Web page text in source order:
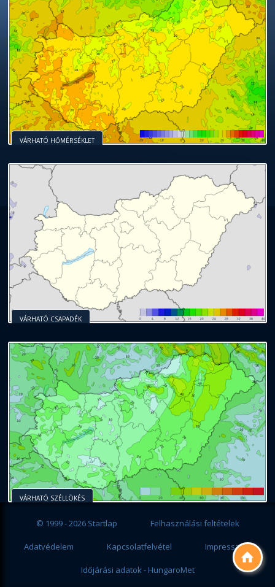

VÁRHATÓ HŐMÉRSÉKLET
VÁRHATÓ CSAPADÉK
VÁRHATÓ SZÉLLÖKÉS
© 1999 - 2026 Startlap Felhasználási feltételek
Adatvédelem Kapcsolatfelvétel Impresszum
Időjárási adatok - HungaroMet